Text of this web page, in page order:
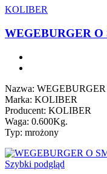
KOLIBER
WEGEBURGER
Nazwa:
Marka: KOLIBER
Producent: KOLIBER
Waga: 0.600Kg.
Typ: mrożony
Szybki podgląd